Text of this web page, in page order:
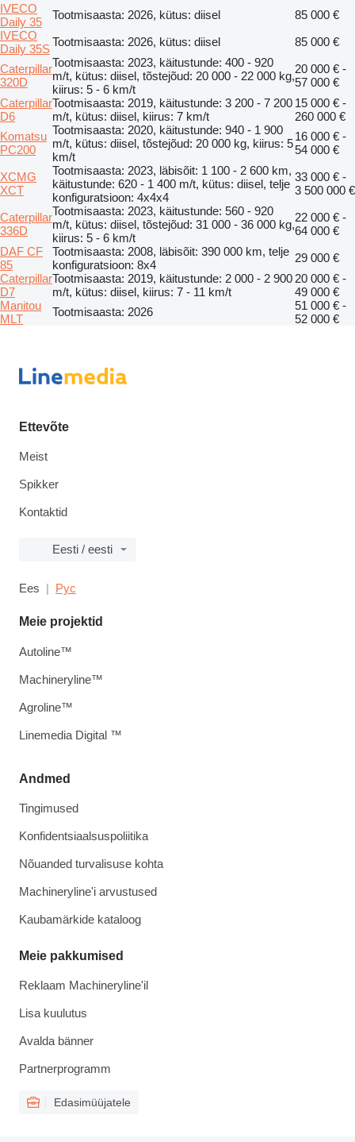
IVECO
Daily 35
Tootmisaasta: 2026, kütus: diisel
85 000 €
IVECO
Daily 35S
Tootmisaasta: 2026, kütus: diisel
85 000 €
Caterpillar
320D
Tootmisaasta: 2023, käitustunde: 400 - 920
m/t, kütus: diisel, tõstejõud: 20 000 - 22 000 kg,
kiirus: 5 - 6 km/t
20 000 € -
57 000 €
Caterpillar
D6
Tootmisaasta: 2019, käitustunde: 3 200 - 7 200
m/t, kütus: diisel, kiirus: 7 km/t
15 000 € -
260 000 €
Komatsu
PC200
Tootmisaasta: 2020, käitustunde: 940 - 1 900
m/t, kütus: diisel, tõstejõud: 20 000 kg, kiirus: 5
km/t
16 000 € -
54 000 €
XCMG
XCT
Tootmisaasta: 2023, läbisõit: 1 100 - 2 600 km,
käitustunde: 620 - 1 400 m/t, kütus: diisel, telje
konfiguratsioon: 4x4x4
33 000 € -
3 500 000 €
Caterpillar
336D
Tootmisaasta: 2023, käitustunde: 560 - 920
m/t, kütus: diisel, tõstejõud: 31 000 - 36 000 kg,
kiirus: 5 - 6 km/t
22 000 € -
64 000 €
DAF CF
85
Tootmisaasta: 2008, läbisõit: 390 000 km, telje
konfiguratsioon: 8x4
29 000 €
Caterpillar
D7
Tootmisaasta: 2019, käitustunde: 2 000 - 2 900
m/t, kütus: diisel, kiirus: 7 - 11 km/t
20 000 € -
49 000 €
Manitou
MLT
Tootmisaasta: 2026
51 000 € -
52 000 €
Ettevõte
Meist
Spikker
Kontaktid
Eesti / eesti
Ees Рус
Andmed
Tingimused
Konfidentsiaalsuspoliitika
Nõuanded turvalisuse kohta
Machineryline'i arvustused
Kaubamärkide kataloog
Meie pakkumised
Reklaam Machineryline'il
Lisa kuulutus
Avalda bänner
Partnerprogramm
Edasimüüjatele
Meie projektid
Autoline™
Machineryline™
Agroline™
Linemedia Digital ™